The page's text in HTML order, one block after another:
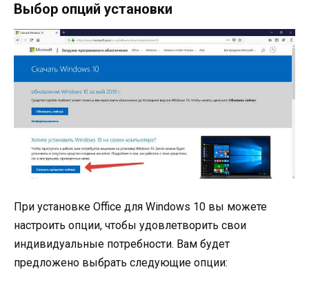
Выбор опций установки
При установке Office для Windows 10 вы можете
настроить опции, чтобы удовлетворить свои
индивидуальные потребности. Вам будет
предложено выбрать следующие опции: